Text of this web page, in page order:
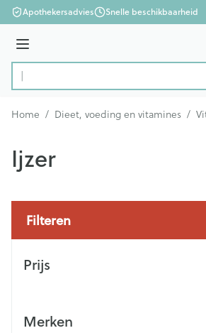
Ga naar de inhoud
Apothekersadvies Snelle beschikbaarheid
Menu
Product, merk, categorie...
Home / Dieet, voeding en vitamines /
Ijzer
Filteren
Prijs
Merken